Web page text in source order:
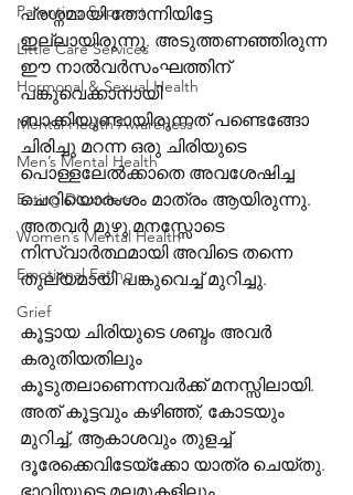
Parenting Support
Little Care Services
Hormonal & Sexual Health
Mental Health Awareness
Men’s Mental Health
Eating Disorders
Women’s Mental Health
Emotional Eating
Grief
പ്രശ്നമായി തോന്നിയിട്ടേ
ഇല്ലായിരുന്നു. അടുത്തണഞ്ഞിരുന്ന
ഈ നാൽവർസംഘത്തിന്
പങ്കുവെക്കാനായി
ബാക്കിയുണ്ടായിരുന്നത് പണ്ടെങ്ങോ
ചിരിച്ചു മറന്ന ഒരു ചിരിയുടെ
പൊള്ളലേൽക്കാതെ അവശേഷിച്ച
ചെറിയൊരംശം മാത്രം ആയിരുന്നു.
അതവർ മുഴു മനസ്സോടെ
നിസ്വാർത്ഥമായി അവിടെ തന്നെ
തുല്യമായി പങ്കുവെച്ച് മുറിച്ചു.
കൂട്ടായ ചിരിയുടെ ശബ്ദം അവർ
കരുതിയതിലും
കൂടുതലാണെന്നവർക്ക് മനസ്സിലായി.
അത് കൂട്ടവും കഴിഞ്ഞ്, കോടയും
മുറിച്ച്, ആകാശവും തുളച്ച്
ദൂരേക്കെവിടേയ്ക്കോ യാത്ര ചെയ്തു.